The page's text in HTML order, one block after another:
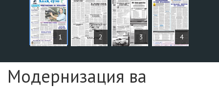
1 2 3 4
MAQOLALAR
Sahifa №1
Модернизация ва